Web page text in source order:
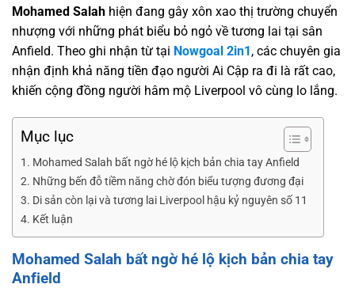
Mohamed Salah hiện đang gây xôn xao thị trường chuyển
nhượng với những phát biểu bỏ ngỏ về tương lai tại sân
Anfield. Theo ghi nhận từ tại Nowgoal 2in1, các chuyên gia
nhận định khả năng tiền đạo người Ai Cập ra đi là rất cao,
khiến cộng đồng người hâm mộ Liverpool vô cùng lo lắng.
Mục lục
Mohamed Salah bất ngờ hé lộ kịch bản chia tay Anfield
Những bến đỗ tiềm năng chờ đón biểu tượng đương đại
Di sản còn lại và tương lai Liverpool hậu kỷ nguyên số 11
Kết luận
Mohamed Salah bất ngờ hé lộ kịch bản chia tay
Anfield